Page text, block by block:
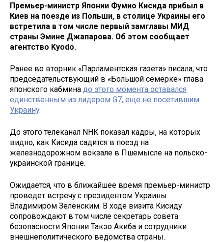
Премьер-министр Японии Фумио Кисида прибыл в
Киев на поезде из Польши, в столице Украины его
встретила в том числе первый замглавы МИД
страны Эмине Джапарова. Об этом сообщает
агентство Kyodo.
Ранее во вторник «Парламентская газета» писала, что
председательствующий в «Большой семерке» глава
японского кабмина до этого момента оставался
единственным из лидером G7, еще не посетившим
Украину.
До этого телеканал NHK показал кадры, на которых
видно, как Кисида садится в поезд на
железнодорожном вокзале в Пшемысле на польско-
украинской границе.
Ожидается, что в ближайшее время премьер-министр
проведет встречу с президентом Украины
Владимиром Зеленским. В ходе визита Кисиду
сопровождают в том числе секретарь совета
безопасности Японии Такэо Акиба и сотрудники
внешнеполитического ведомства страны.